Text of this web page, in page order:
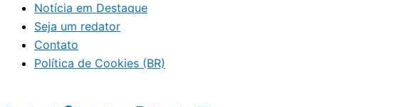
Notícia em Destaque
Seja um redator
Contato
Política de Cookies (BR)